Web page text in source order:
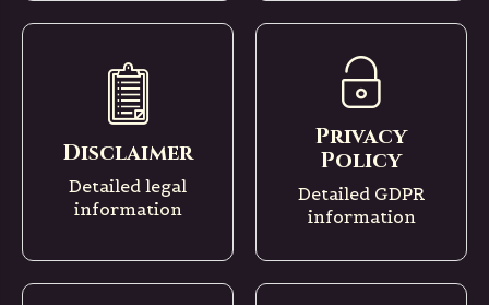
Disclaimer
Detailed legal
information
Privacy
Policy
Detailed GDPR
information